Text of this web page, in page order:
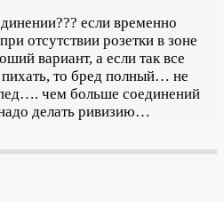
если временно
отсутствии розетки в зоне
вариант, а если так все
то бред полный… не
чем больше соединений
делать ривизию…